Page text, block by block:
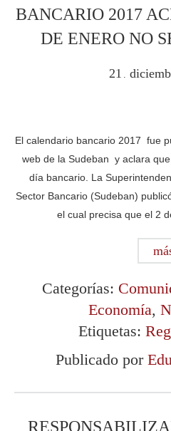
BANCARIO 2017
DE ENERO NO
21 .
El calendario bancario 2017 fue
web de la Sudeban y aclara
día bancario. La
Sector Bancario (Sudeban)
el cual precisa que el 2
Categorías:
Economía,
Etiquetas:
Publicado por